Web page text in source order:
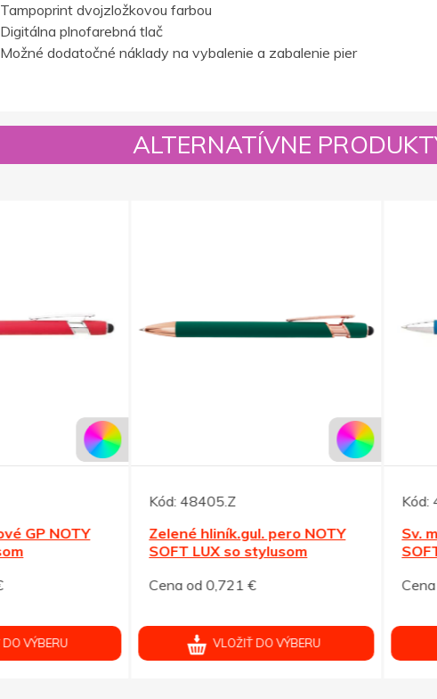
Tampoprint dvojzložkovou farbou
Digitálna plnofarebná tlač
Možné dodatočné náklady na vybalenie a zabalenie pier
ALTERNATÍVNE
Zelené hliník.gul. pero NOTY
SOFT LUX so stylusom
Cena od 0,721 €
VLOŽIŤ DO VÝBERU
Sv. modré hliník.
SOFT so stylusom
Cena od 0,504 €
VLOŽIŤ DO